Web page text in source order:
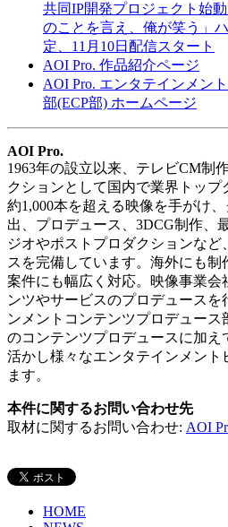
共同IP開発プロジェクト始
のことを言え、俺が笑う」
定、11月10日配信スタート
AOI Pro. 作品紹介ページ
AOI Pro. エンタテインメン
部(ECP部) ホームページ
AOI Pro.
1963年の設立以来、テレビCM制
クションとして国内で業界トップ
約1,000本を超える映像を手がけ
出、プロデュース、3DCG制作、
ジオやポストプロダクションな
スを完備しています。海外にも
案件にも幅広く対応。映像事業会
ンツやサービスのプロデュースを
ンメントコンテンツプロデュー
のコンテンツプロデュースに加え
活かし様々なエンタテインメント
ます。
本件に関するお問い合わせ先
取材に関するお問い合わせ: AOI
HOME